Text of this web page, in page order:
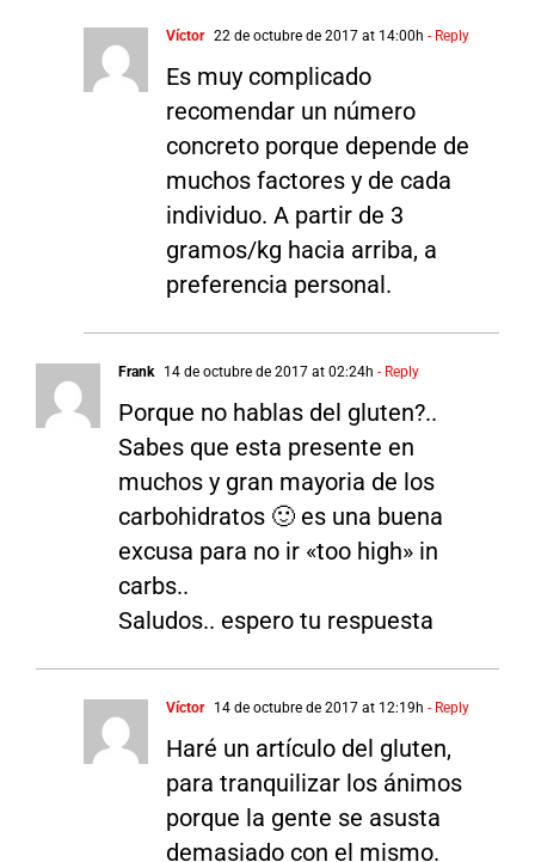
Víctor 22 de octubre de 2017 at 14:00h - Reply
Es muy complicado
recomendar un número
concreto porque depende de
muchos factores y de cada
individuo. A partir de 3
gramos/kg hacia arriba, a
preferencia personal.
Frank 14 de octubre de 2017 at 02:24h - Reply
Porque no hablas del gluten?..
Sabes que esta presente en
muchos y gran mayoria de los
carbohidratos 🙂 es una buena
excusa para no ir «too high» in
carbs..
Saludos.. espero tu respuesta
Víctor 14 de octubre de 2017 at 12:19h - Reply
Haré un artículo del gluten,
para tranquilizar los ánimos
porque la gente se asusta
demasiado con el mismo.